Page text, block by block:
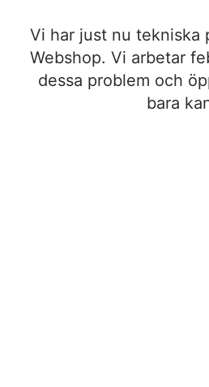
Vi har just nu tekniska
Webshop. Vi arbetar
dessa problem och
bara